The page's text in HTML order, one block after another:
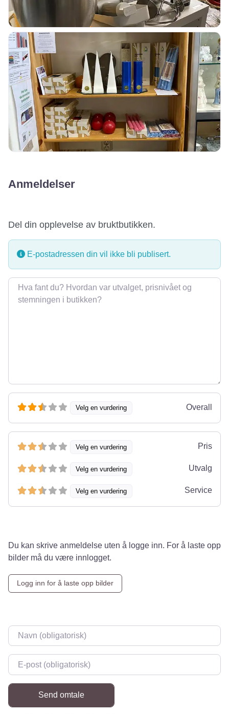
Anmeldelser
Del din opplevelse av bruktbutikken.
E-postadressen din vil ikke bli publisert.
Omtale
Velg en vurdering Overall
Velg en vurdering Pris
Velg en vurdering Utvalg
Velg en vurdering Service
Du kan skrive anmeldelse uten å logge inn. For å laste opp
bilder må du være innlogget.
Logg inn for å laste opp bilder
Navn
E-post